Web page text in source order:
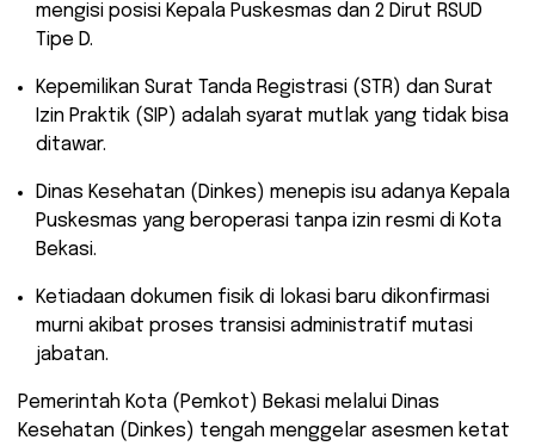
mengisi posisi Kepala Puskesmas dan 2 Dirut RSUD
Tipe D.
​Kepemilikan Surat Tanda Registrasi (STR) dan Surat
Izin Praktik (SIP) adalah syarat mutlak yang tidak bisa
ditawar.
​Dinas Kesehatan (Dinkes) menepis isu adanya Kepala
Puskesmas yang beroperasi tanpa izin resmi di Kota
Bekasi.
​Ketiadaan dokumen fisik di lokasi baru dikonfirmasi
murni akibat proses transisi administratif mutasi
jabatan.
​Pemerintah Kota (Pemkot) Bekasi melalui Dinas
Kesehatan (Dinkes) tengah menggelar asesmen ketat